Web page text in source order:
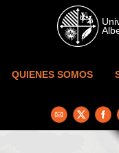
Skip to main content
QUIENES SOMOS